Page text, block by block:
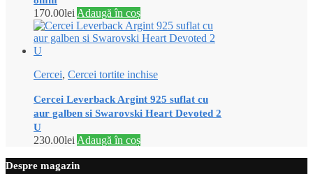
170.00lei Adaugă în coș
Cercei, Cercei tortite inchise
Cercei Leverback Argint 925 suflat cu
aur galben si Swarovski Heart Devoted 2
U
230.00lei Adaugă în coș
Despre magazin